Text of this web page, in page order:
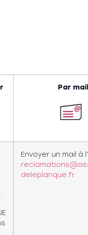
Par mail
Envoyer un mail à
deleplanque.fr